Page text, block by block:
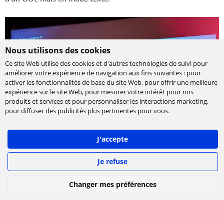
Nous utilisons des cookies
Ce site Web utilise des cookies et d'autres technologies de suivi pour
améliorer votre expérience de navigation aux fins suivantes : pour
activer les fonctionnalités de base du site Web, pour offrir une meilleure
expérience sur le site Web, pour mesurer votre intérêt pour nos
produits et services et pour personnaliser les interactions marketing,
pour diffuser des publicités plus pertinentes pour vous.
J'accepte
Je refuse
Changer mes préférences
Liste des solutions de gestion terminal par différents